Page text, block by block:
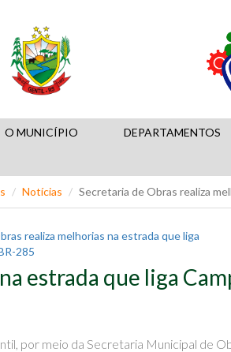
O MUNICÍPIO DEPARTAMENTOS
Notícias Secretaria de Obras realiza
estrada que liga
por meio da Secretaria Municipal de